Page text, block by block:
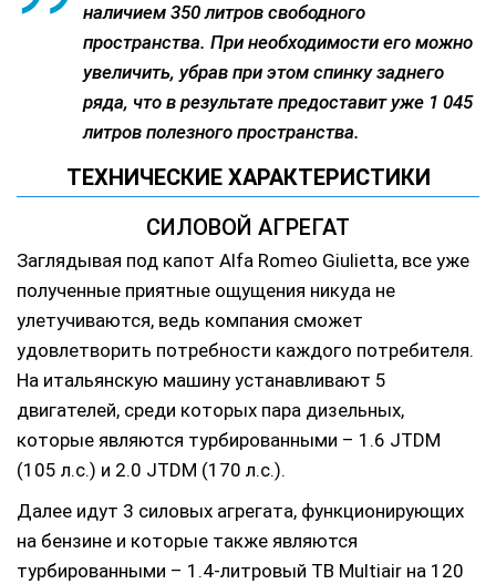
наличием 350 литров свободного
пространства. При необходимости его можно
увеличить, убрав при этом спинку заднего
ряда, что в результате предоставит уже 1 045
литров полезного пространства.
ТЕХНИЧЕСКИЕ ХАРАКТЕРИСТИКИ
СИЛОВОЙ АГРЕГАТ
Заглядывая под капот Alfa Romeo Giuliettа, все уже
полученные приятные ощущения никуда не
улетучиваются, ведь компания сможет
удовлетворить потребности каждого потребителя.
На итальянскую машину устанавливают 5
двигателей, среди которых пара дизельных,
которые являются турбированными – 1.6 JTDM
(105 л.с.) и 2.0 JTDM (170 л.с.).
Далее идут 3 силовых агрегата, функционирующих
на бензине и которые также являются
турбированными – 1.4-литровый ТВ Multiair на 120